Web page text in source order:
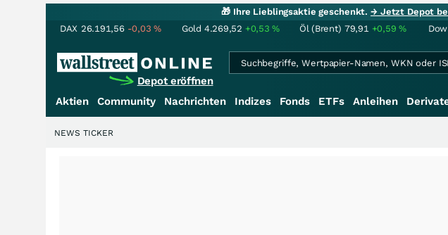
🎁 Ihre Lieblingsaktie geschenkt.→ Jetzt Depot
DAX 26.191,56 -0,03% Gold 4.269,52 +0,53% Öl (Brent) 79,91 +0,59%
Depot eröffnen
Aktien Community Nachrichten Indizes Fonds ETFs Anleihen
NEWS TICKER